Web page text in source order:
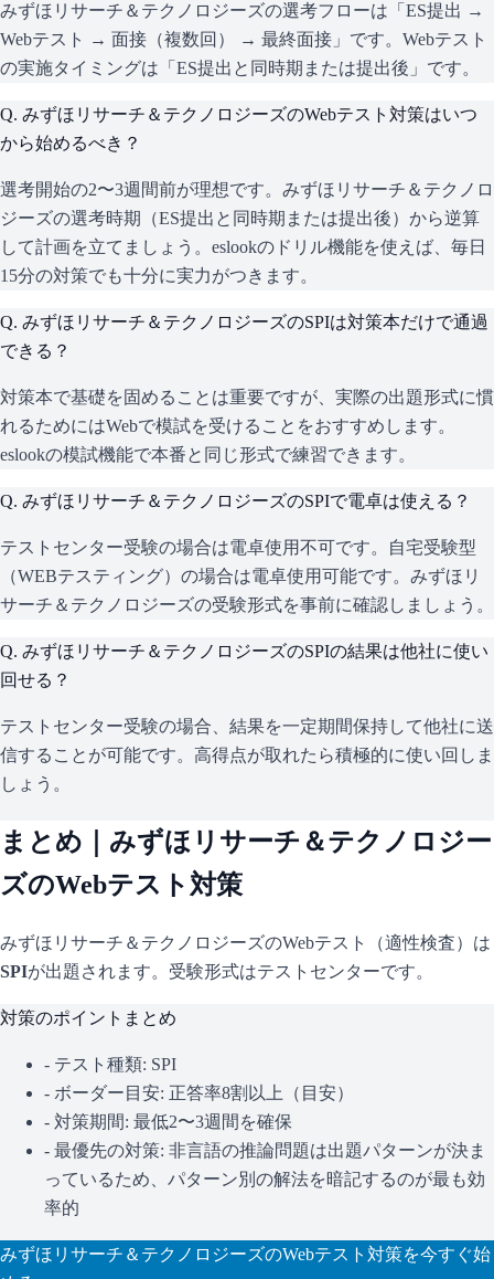
みずほリサーチ＆テクノロジーズの選考フローは「ES提出 →
Webテスト → 面接（複数回） → 最終面接」です。Webテスト
の実施タイミングは「ES提出と同時期または提出後」です。
Q. みずほリサーチ＆テクノロジーズのWebテスト対策はいつ
から始めるべき？
選考開始の2〜3週間前が理想です。みずほリサーチ＆テクノロ
ジーズの選考時期（ES提出と同時期または提出後）から逆算
して計画を立てましょう。eslookのドリル機能を使えば、毎日
15分の対策でも十分に実力がつきます。
Q. みずほリサーチ＆テクノロジーズのSPIは対策本だけで通過
できる？
対策本で基礎を固めることは重要ですが、実際の出題形式に慣
れるためにはWebで模試を受けることをおすすめします。
eslookの模試機能で本番と同じ形式で練習できます。
Q. みずほリサーチ＆テクノロジーズのSPIで電卓は使える？
テストセンター受験の場合は電卓使用不可です。自宅受験型
（WEBテスティング）の場合は電卓使用可能です。みずほリ
サーチ＆テクノロジーズの受験形式を事前に確認しましょう。
Q. みずほリサーチ＆テクノロジーズのSPIの結果は他社に使い
回せる？
テストセンター受験の場合、結果を一定期間保持して他社に送
信することが可能です。高得点が取れたら積極的に使い回しま
しょう。
まとめ｜ みずほリサーチ＆テクノロジー
ズのWebテスト対策
みずほリサーチ＆テクノロジーズのWebテスト（適性検査）は
SPIが出題されます。 受験形式はテストセンターです。
対策のポイントまとめ
- テスト種類: SPI
- ボーダー目安: 正答率8割以上（目安）
- 対策期間: 最低2〜3週間を確保
- 最優先の対策: 非言語の推論問題は出題パターンが決ま
っているため、パターン別の解法を暗記するのが最も効
率的
みずほリサーチ＆テクノロジーズのWebテスト対策を今すぐ始